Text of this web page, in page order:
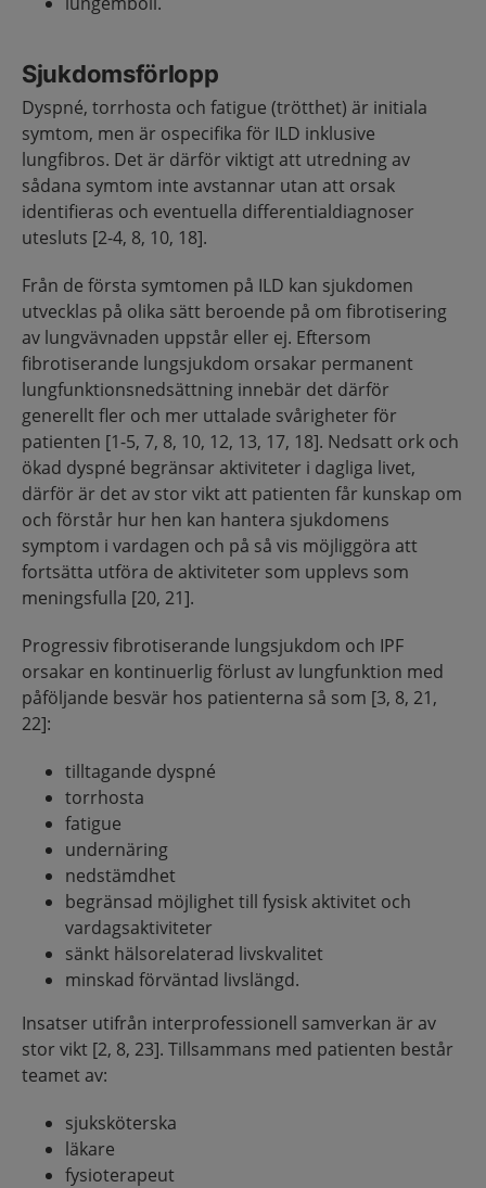
Sjukdomsförlopp
Dyspné, torrhosta och fatigue (trötthet) är initiala
symtom, men är ospecifika för ILD inklusive
lungfibros. Det är därför viktigt att utredning av
sådana symtom inte avstannar utan att orsak
identifieras och eventuella differentialdiagnoser
utesluts [2-4, 8, 10, 18].
Från de första symtomen på ILD kan sjukdomen
utvecklas på olika sätt beroende på om fibrotisering
av lungvävnaden uppstår eller ej. Eftersom
fibrotiserande lungsjukdom orsakar permanent
lungfunktionsnedsättning innebär det därför
generellt fler och mer uttalade svårigheter för
patienten [1-5, 7, 8, 10, 12, 13, 17, 18]. Nedsatt ork och
ökad dyspné begränsar aktiviteter i dagliga livet,
därför är det av stor vikt att patienten får kunskap om
och förstår hur hen kan hantera sjukdomens
symptom i vardagen och på så vis möjliggöra att
fortsätta utföra de aktiviteter som upplevs som
meningsfulla [20, 21].
Progressiv fibrotiserande lungsjukdom och IPF
orsakar en kontinuerlig förlust av lungfunktion med
påföljande besvär hos patienterna så som [3, 8, 21,
22]:
tilltagande dyspné
torrhosta
fatigue
undernäring
nedstämdhet
begränsad möjlighet till fysisk aktivitet och
vardagsaktiviteter
sänkt hälsorelaterad livskvalitet
minskad förväntad livslängd.
Insatser utifrån interprofessionell samverkan är av
stor vikt [2, 8, 23]. Tillsammans med patienten består
teamet av:
sjuksköterska
läkare
fysioterapeut